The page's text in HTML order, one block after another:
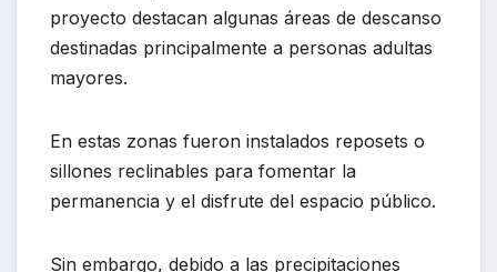
proyecto destacan algunas áreas de descanso
destinadas principalmente a personas adultas
mayores.
En estas zonas fueron instalados reposets o
sillones reclinables para fomentar la
permanencia y el disfrute del espacio público.
Sin embargo, debido a las precipitaciones